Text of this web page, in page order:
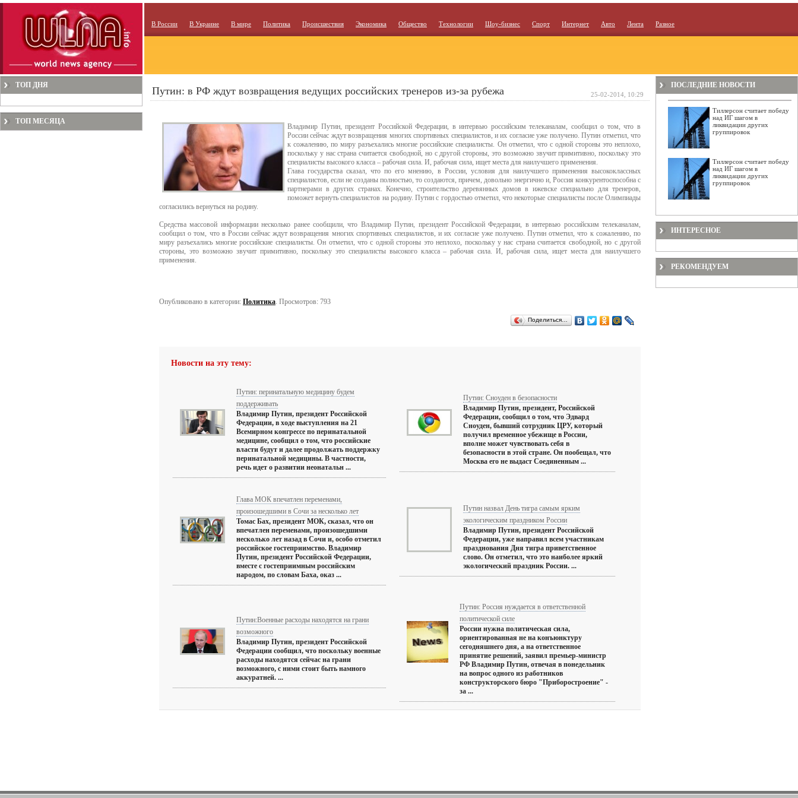
В России В Украине В мире Политика Происшествия Экономика Общество Технологии Шоу-бизнес Спорт Интернет Авто Лента Разное
ТОП ДНЯ
ТОП МЕСЯЦА
Путин: в РФ ждут возвращения ведущих российских тренеров из-за рубежа
Владимир Путин, президент Российской Федерации, в интервью российским телеканалам, сообщил о том, что в
России сейчас ждут возвращения многих спортивных специалистов, и их согласие уже получено. Путин отметил, что
к сожалению, по миру разъехались многие российские специалисты. Он отметил, что с одной стороны это неплохо,
поскольку у нас страна считается свободной, но с другой стороны, это возможно звучит примитивно, поскольку это
специалисты высокого класса – рабочая сила. И, рабочая сила, ищет места для наилучшего применения.
Глава государства сказал, что по его мнению, в России, условия для наилучшего применения высококлассных
специалистов, если не созданы полностью, то создаются, причем, довольно энергично и, Россия конкурентоспособна с
партнерами в других странах. Конечно, строительство деревянных домов в ижевске специально для тренеров,
поможет вернуть специалистов на родину. Путин с гордостью отметил, что некоторые специалисты после Олимпиады
согласились вернуться на родину.
Средства массовой информации несколько ранее сообщили, что Владимир Путин, президент Российской Федерации, в интервью российским телеканалам,
сообщил о том, что в России сейчас ждут возвращения многих спортивных специалистов, и их согласие уже получено. Путин отметил, что к сожалению, по
миру разъехались многие российские специалисты. Он отметил, что с одной стороны это неплохо, поскольку у нас страна считается свободной, но с другой
стороны, это возможно звучит примитивно, поскольку это специалисты высокого класса – рабочая сила. И, рабочая сила, ищет места для наилучшего
применения.
Опубликовано в категории: Политика. Просмотров: 793
Поделиться…
Новости на эту тему:
Путин: перинатальную медицину будем
поддерживать
Владимир Путин, президент Российской
Федерации, в ходе выступления на 21
Всемирном конгрессе по перинатальной
медицине, сообщил о том, что российские
власти будут и далее продолжать поддержку
перинатальной медицины. В частности,
речь идет о развитии неонатальн ...
Путин: Сноуден в безопасности
Владимир Путин, президент, Российской
Федерации, сообщил о том, что Эдвард
Сноуден, бывший сотрудник ЦРУ, который
получил временное убежище в России,
вполне может чувствовать себя в
безопасности в этой стране. Он пообещал, что
Москва его не выдаст Соединенным ...
Глава МОК впечатлен переменами,
произошедшими в Сочи за несколько лет
Томас Бах, президент МОК, сказал, что он
впечатлен переменами, произошедшими
несколько лет назад в Сочи и, особо отметил
российское гостеприимство. Владимир
Путин, президент Российской Федерации,
вместе с гостеприимным российским
народом, по словам Баха, оказ ...
Путин назвал День тигра самым ярким
экологическим праздником России
Владимир Путин, президент Российской
Федерации, уже направил всем участникам
празднования Дня тигра приветственное
слово. Он отметил, что это наиболее яркий
экологический праздник России. ...
Путин:Военные расходы находятся на грани
возможного
Владимир Путин, президент Российской
Федерации сообщил, что поскольку военные
расходы находятся сейчас на грани
возможного, с ними стоит быть намного
аккуратней. ...
Путин: Россия нуждается в ответственной
политической силе
России нужна политическая сила,
ориентированная не на конъюнктуру
сегодняшнего дня, а на ответственное
принятие решений, заявил премьер-министр
РФ Владимир Путин, отвечая в понедельник
на вопрос одного из работников
конструкторского бюро "Приборостроение" -
за ...
25-02-2014, 10:29
ПОСЛЕДНИЕ НОВОСТИ
Тиллерсон считает победу
над ИГ шагом в
ликвидации других
группировок
Тиллерсон считает победу
над ИГ шагом в
ликвидации других
группировок
ИНТЕРЕСНОЕ
РЕКОМЕНДУЕМ